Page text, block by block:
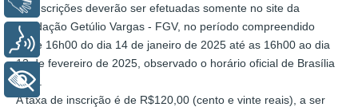
As inscrições deverão ser efetuadas somente no site da
Fundação Getúlio Vargas - FGV, no período compreendido
entre 16h00 do dia 14 de janeiro de 2025 até as 16h00 ao dia
13 de fevereiro de 2025, observado o horário oficial de Brasília
(DF).
A taxa de inscrição é de R$120,00 (cento e vinte reais), a ser
Voz